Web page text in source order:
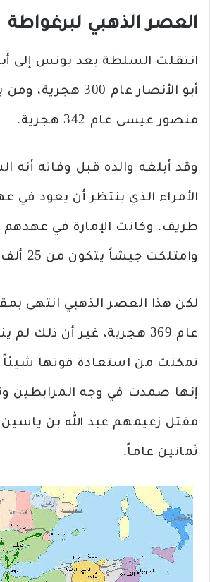
العصر الذهبي لبرغواطة
انتقلت السلطة بعد يونس إلى
أبو الأنصار عام 300
منصور عيسى عام 342 هجرية.
وقد أبلغه والده قبل وفاته أنه
الأمراء الذي ينتظر أن يعود في
طريف. وكانت الإمارة في عهدهم
وامتلكت جيشاً يتكون من 25 ألف رجل.
لكن هذا العصر الذهبي انتهى
عام 369 هجرية، غير أن ذلك لم
تمكنت من استعادة قوتها شيئاً
إنها صمدت في وجه المرابطين
مقتل زعيمهم عبد الله بن ياسين
ثمانين عاماً.